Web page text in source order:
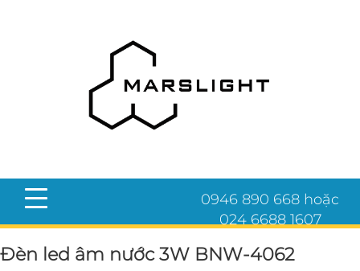
0946 890 668 hoặc
024 6688 1607
Đèn led âm nước 3W BNW-4062